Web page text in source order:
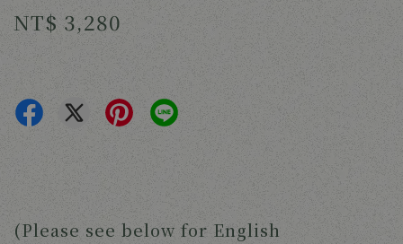
NT$ 3,280
(Please see below for English